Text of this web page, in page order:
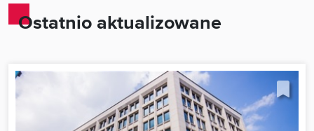
Ostatnio aktualizowane